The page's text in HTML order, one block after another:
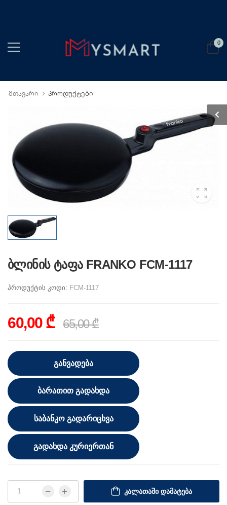
0
მთავარი პროდუქტები
ბლინის ტაფა FRANKO FCM-1117
პროდუქტის კოდი: FCM-1117
60,00 ₾ 65,00 ₾
ᲒᲐᲜᲕᲐᲓᲔᲑᲐ
ᲑᲐᲠᲐᲗᲘᲗ ᲒᲐᲓᲐᲮᲓᲐ
ᲡᲐᲑᲐᲜᲙᲝ ᲒᲐᲓᲐᲠᲘᲪᲮᲕᲐ
ᲒᲐᲓᲐᲮᲓᲐ ᲙᲣᲠᲘᲔᲠᲗᲐᲜ
ᲙᲐᲚᲐᲗᲐᲨᲘ ᲓᲐᲛᲐᲢᲔᲑᲐ